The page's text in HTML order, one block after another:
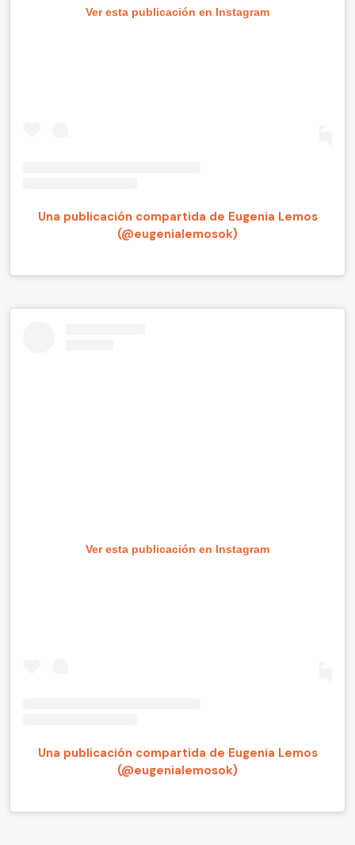
Ver esta publicación en Instagram
Una publicación compartida de Eugenia Lemos
(@eugenialemosok)
Ver esta publicación en Instagram
Una publicación compartida de Eugenia Lemos
(@eugenialemosok)